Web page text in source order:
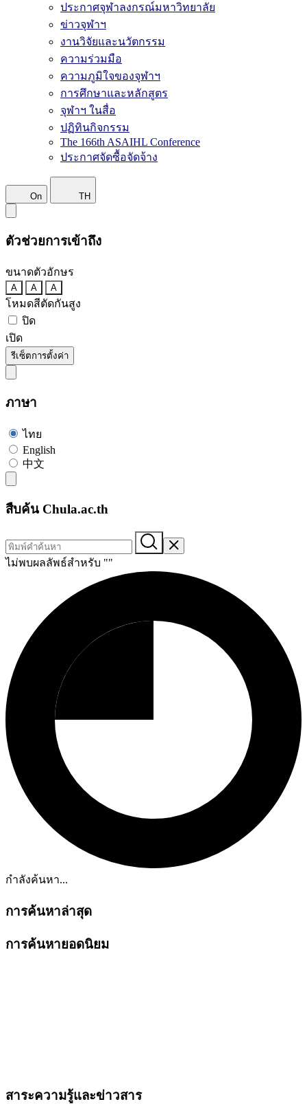
ประกาศจุฬาลงกรณ์มหาวิทยาลัย
ข่าวจุฬาฯ
งานวิจัยและนวัตกรรม
ความร่วมมือ
ความภูมิใจของจุฬาฯ
การศึกษาและหลักสูตร
จุฬาฯ ในสื่อ
ปฏิทินกิจกรรม
The 166th ASAIHL Conference
ประกาศจัดซื้อจัดจ้าง
On TH
ตัวช่วยการเข้าถึง
ขนาดตัวอักษร
A A A
โหมดสีตัดกันสูง
ปิด
เปิด
รีเซ็ตการตั้งค่า
ภาษา
ไทย
English
中文
สืบค้น Chula.ac.th
ไม่พบผลลัพธ์สำหรับ ""
กำลังค้นหา...
การค้นหาล่าสุด
การค้นหายอดนิยม
สาระความรู้และข่าวสาร